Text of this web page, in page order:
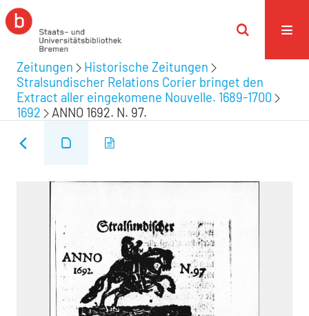
Zeitungen
Historische Zeitungen
Stralsundischer Relations Corier bringet den
Extract aller eingekomene Nouvelle. 1689-1700
1692
ANNO 1692. N. 97.